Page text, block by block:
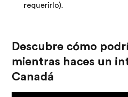
requerirlo).
Descubre cómo
mientras haces un
Canadá